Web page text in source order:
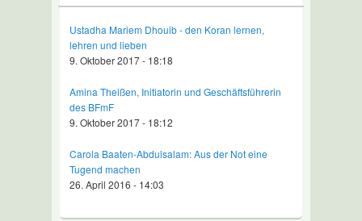
Ustadha Mariem Dhouib - den Koran lernen,
lehren und lieben
9. Oktober 2017 - 18:18
Amina Theißen, Initiatorin und Geschäftsführerin
des BFmF
9. Oktober 2017 - 18:12
Carola Baaten-Abdulsalam: Aus der Not eine
Tugend machen
26. April 2016 - 14:03